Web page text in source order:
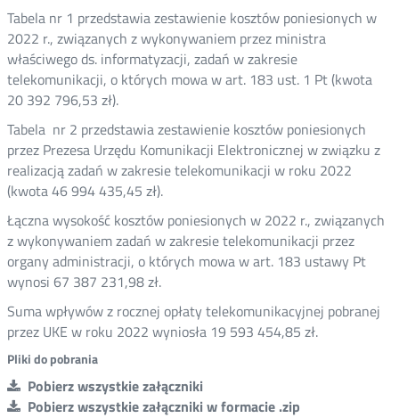
Tabela nr 1 przedstawia zestawienie kosztów poniesionych w
2022 r., związanych z wykonywaniem przez ministra
właściwego ds. informatyzacji, zadań w zakresie
telekomunikacji, o których mowa w art. 183 ust. 1 Pt (kwota
20 392 796,53 zł).
Tabela nr 2 przedstawia zestawienie kosztów poniesionych
przez Prezesa Urzędu Komunikacji Elektronicznej w związku z
realizacją zadań w zakresie telekomunikacji w roku 2022
(kwota 46 994 435,45 zł).
Łączna wysokość kosztów poniesionych w 2022 r., związanych
z wykonywaniem zadań w zakresie telekomunikacji przez
organy administracji, o których mowa w art. 183 ustawy Pt
wynosi 67 387 231,98 zł.
Suma wpływów z rocznej opłaty telekomunikacyjnej pobranej
przez UKE w roku 2022 wyniosła 19 593 454,85 zł.
Pliki do pobrania
Pobierz wszystkie załączniki
Pobierz wszystkie załączniki w formacie .zip